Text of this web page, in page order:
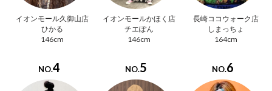
イオンモール久御山店
ひかる
146cm
イオンモールかほく店
チエぽん
146cm
長崎ココウォーク店
しまっちょ
164cm
NO.4 NO.5 NO.6